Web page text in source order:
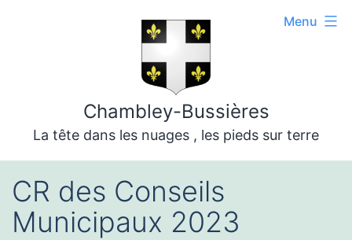
Chambley-Bussières
La tête dans les nuages , les pieds sur terre
Menu
CR des Conseils
Municipaux 2023